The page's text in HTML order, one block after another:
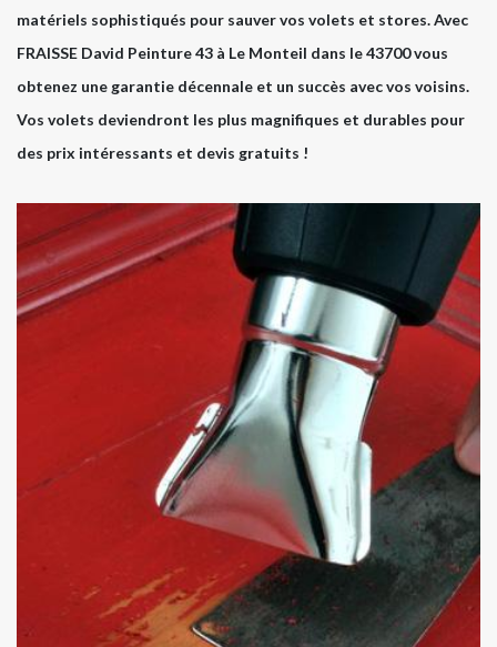
matériels sophistiqués pour sauver vos volets et stores. Avec
FRAISSE David Peinture 43 à Le Monteil dans le 43700 vous
obtenez une garantie décennale et un succès avec vos voisins.
Vos volets deviendront les plus magnifiques et durables pour
des prix intéressants et devis gratuits !